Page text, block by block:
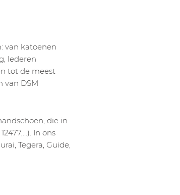
van katoenen
lederen
tot de meest
van DSM
die in
In ons
Tegera, Guide,